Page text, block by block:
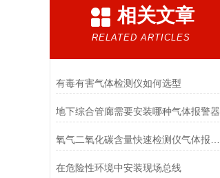
相关文章
RELATED ARTICLES
有毒有害气体检测仪如何选型
地下综合管廊需要安装哪种气体报警器
在危险性环境中安装现场总线